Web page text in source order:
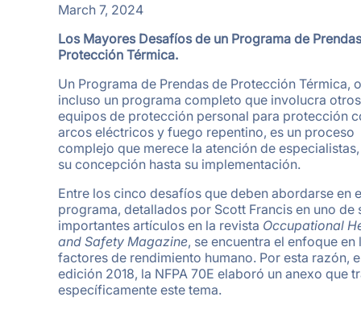
March 7, 2024
Los Mayores Desafíos de un Programa de
Protección Térmica.
Un Programa de Prendas de Protección Térmica, o
incluso un programa completo que involucra otros
equipos de protección personal para protección
arcos eléctricos y fuego repentino, es un proceso
complejo que merece la atención de
su concepción hasta su implementación.
Entre los cinco desafíos que deben abordarse en
programa, detallados por Scott Francis en uno de
importantes artículos en la revista Occupational
and Safety Magazine, se encuentra el enfoque en
factores de rendimiento humano. Por esta razón,
edición 2018, la NFPA 70E elaboró un anexo que
específicamente este tema.